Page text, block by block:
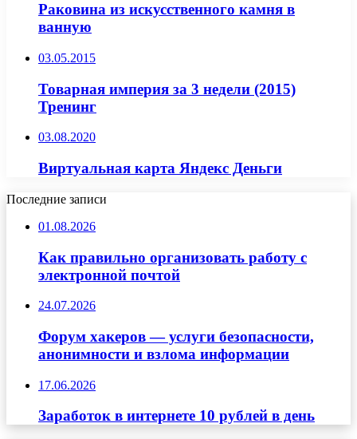
Раковина из искусственного камня в
ванную
03.05.2015
Товарная империя за 3 недели (2015)
Тренинг
03.08.2020
Виртуальная карта Яндекс Деньги
Последние записи
01.08.2026
Как правильно организовать работу с
электронной почтой
24.07.2026
Форум хакеров — услуги безопасности,
анонимности и взлома информации
17.06.2026
Заработок в интернете 10 рублей в день